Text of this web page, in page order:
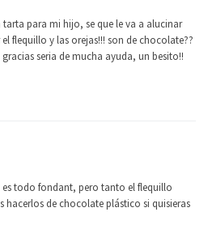
tarta para mi hijo, se que le va a alucinar
flequillo y las orejas!!! son de chocolate??
seria de mucha ayuda, un besito!!
es todo fondant, pero tanto el flequillo
hacerlos de chocolate plástico si quisieras